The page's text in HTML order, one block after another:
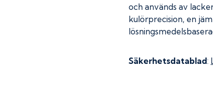
och används av
kulörprecision, en
Säkerhetsdatablad: